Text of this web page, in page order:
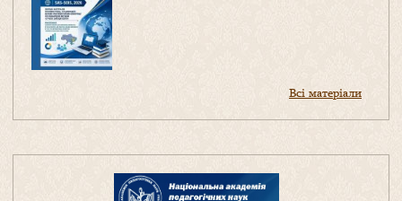
Всі матеріали